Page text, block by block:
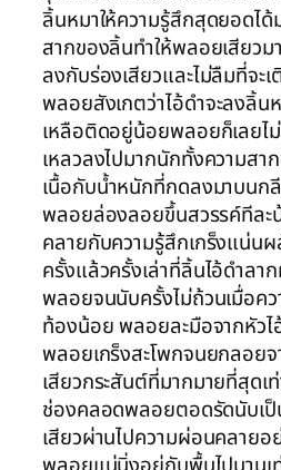
ลิ้นหมาให้ความรู้สึกสุดยอดไ
สากของลิ้นทำให้พลอยเสียว
ลงกับร่องเสียวและไม่ลืมที่จะเ
พลอยสังเกตว่าไอ้ดำจะลงลิ้น
เหลือติดอยู่น้อยพลอยก็เลยไ
เหลวลงไปมากนักทั้งความส
เนื้อกับน้ำหนักที่กดลงมาบนก
พลอยล่องลอยขึ้นสวรรค์ทีล
คลายกับความรู้สึกเกร็งแน่นผ
ครั้งแล้วครั้งเล่าที่ลิ้นไอ้ดำลา
พลอยจนนับครั้งไม่ถ้วนเมื่อคว
ท้องน้อย พลอยละมือจากหัวไ
พลอยเกร็งสะโพกจนยกลอย
เสียวกระสันต์ที่มากมายที่สุดเ
ช่องคลอดพลอยตอดรัดนับเป็
เสียวผ่านไปความผ่อนคลายอ